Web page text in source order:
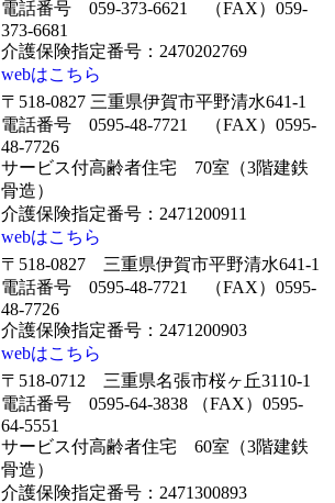
電話番号 059-373-6621 （FAX）059-
373-6681
介護保険指定番号：2470202769
webはこちら
〒518-0827 三重県伊賀市平野清水641-1
電話番号 0595-48-7721 （FAX）0595-
48-7726
サービス付高齢者住宅 70室（3階建鉄
骨造）
介護保険指定番号：2471200911
webはこちら
〒518-0827 三重県伊賀市平野清水641-1
電話番号 0595-48-7721 （FAX）0595-
48-7726
介護保険指定番号：2471200903
webはこちら
〒518-0712 三重県名張市桜ヶ丘3110-1
電話番号 0595-64-3838 （FAX）0595-
64-5551
サービス付高齢者住宅 60室（3階建鉄
骨造）
介護保険指定番号：2471300893